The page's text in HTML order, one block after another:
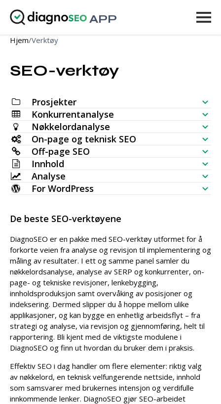
APP
Verktøy
Priser
Logg inn
OPPGRADER
Hjem/Verktøy
SEO-verktøy
Prosjekter
SEO-sjekkliste
Konkurrentanalyse
Synlighetssjekk for nettsted
SERP-analyse
Nøkkelordanalyse
Nøkkelordgenerator
Bulk-søkvolumsjekk
Nøkkelordidéer (Live data)
Relaterte nøkkelord
Spørsmål
Folk spør også
Autofullfør
On-page og teknisk SEO
SEO-revisjon
Nøkkelordplassering
HTTP-forespørsel
Nettstedsovervåking
Nettstedscrawler
Off-page SEO
Tilbakekoblingssjekk
Mest lenkede sider
Brutte tilbakekoblinger
Ankertekstfordeling
Tilbakekoblingsplasseringer
Lenkende TLD-er
Bulk tilbakekoblingssjekk
Innhold
AI-artikkelgenerator
Meta-tag generator
Humaniser AI
AI-artikkelomskriving
Parafrasering
AI-tittelsgenerator
AI-disposisjonsgenerator
Oversetter
Forhåndsvisning av utdrag
Idégenerator for blogginnlegg
Analyse
Sjekk av nøkkelordrangering
Bulk indekssjekk
SERP-sjekk
For WordPress
De beste SEO-verktøyene
DiagnoSEO er en pakke med SEO-verktøy utformet for å
forkorte veien fra analyse og revisjon til implementering og
måling av resultater. I ett og samme panel samler du
nøkkelordsanalyse, analyse av SERP og konkurrenter, on-
page- og tekniske revisjoner, lenkebygging,
innholdsproduksjon samt overvåking av posisjoner og
indeksering. Dermed slipper du å hoppe mellom ulike
applikasjoner, og kan bygge en enhetlig arbeidsflyt – fra
strategi og analyse, via revisjon og gjennomføring, helt til
rapportering. Bli kjent med de viktigste modulene i
DiagnoSEO og finn ut hvordan du bruker dem i praksis.
Effektiv SEO i dag handler om flere elementer: riktig valg
av nøkkelord, en teknisk velfungerende nettside, innhold
som samsvarer med brukernes intensjon og verdifulle
innkommende lenker. DiagnoSEO gjør SEO-arbeidet